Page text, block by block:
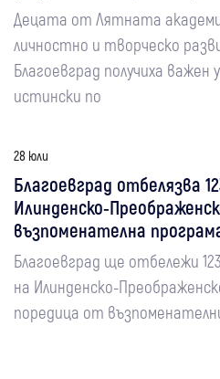
Децата от Лятната
личностно и творческо
Благоевград получиха
истински по
28 юли
Благоевград отбелязва
Илинденско-
възпоменателна
Благоевград ще отбележи
на Илинденско-
поредица от